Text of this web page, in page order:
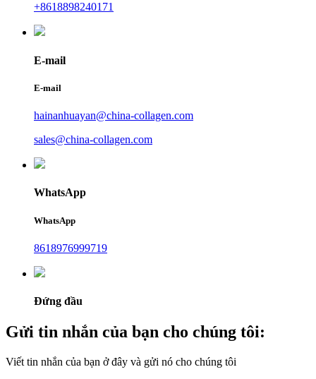
+8618898240171
E-mail
E-mail
hainanhuayan@china-collagen.com
sales@china-collagen.com
WhatsApp
WhatsApp
8618976999719
Đứng đầu
Gửi tin nhắn của bạn cho chúng tôi:
Viết tin nhắn của bạn ở đây và gửi nó cho chúng tôi